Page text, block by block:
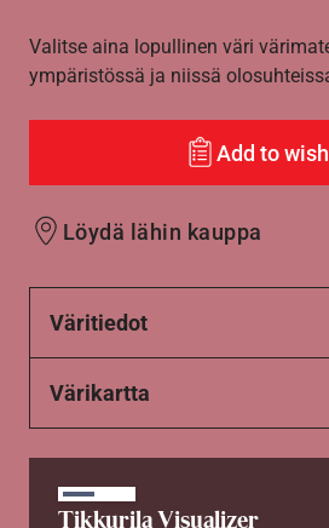
Valitse aina lopullinen väri
ympäristössä ja niissä
Add to
Löydä lähin kauppa
Väritiedot
Värikartta
Tikkurila Visualizer